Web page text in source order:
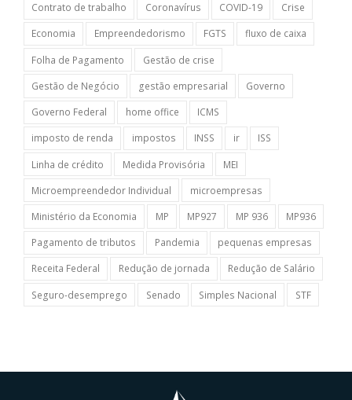
Contrato de trabalho
Coronavírus COVID-19
Crise
Economia
Empreendedorismo FGTS
fluxo de caixa
Folha de Pagamento
Gestão de crise
Gestão de Negócio
gestão empresarial
Governo
Governo Federal
home office
ICMS
imposto de renda
impostos INSS ir
ISS
Linha de crédito
Medida Provisória
MEI
Microempreendedor Individual
microempresas
Ministério da Economia
MP MP927 MP 936
MP936
Pagamento de tributos
Pandemia
pequenas empresas
Receita Federal
Redução de jornada
Redução de Salário
Seguro-desemprego
Senado Simples Nacional STF